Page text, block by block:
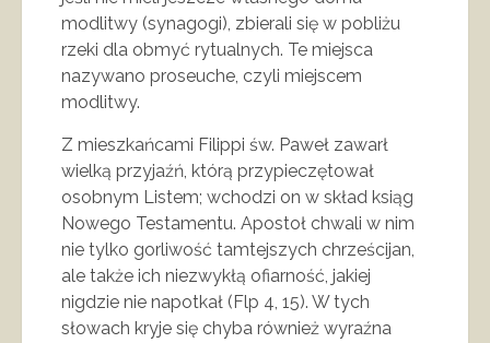
modlitwy (synagogi), zbierali się w pobliżu
rzeki dla obmyć rytualnych. Te miejsca
nazywano proseuche, czyli miejscem
modlitwy.
Z mieszkańcami Filippi św. Paweł zawarł
wielką przyjaźń, którą przypieczętował
osobnym Listem; wchodzi on w skład ksiąg
Nowego Testamentu. Apostoł chwali w nim
nie tylko gorliwość tamtejszych chrześcijan,
ale także ich niezwykłą ofiarność, jakiej
nigdzie nie napotkał (Flp 4, 15). W tych
słowach kryje się chyba również wyraźna